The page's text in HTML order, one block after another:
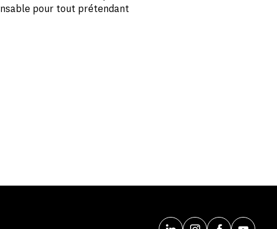
pour tout prétendant